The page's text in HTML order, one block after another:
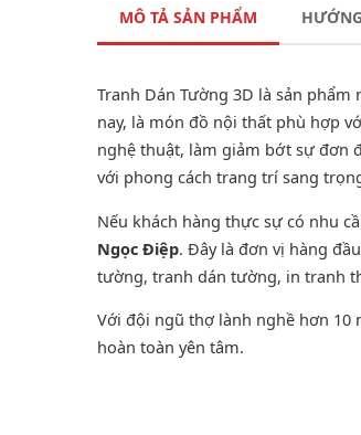
MÔ TẢ SẢN PHẨM
Tranh Dán Tường 3D là sản
nay, là món đồ nội thất phù hợp
nghệ thuật, làm giảm bớt sự đơn
với phong cách trang trí sang
Nếu khách hàng thực sự có nhu
Ngọc Điệp. Đây là đơn vị hàng
tường, tranh dán tường, in tranh
Với đội ngũ thợ lành nghề hơn 10
hoàn toàn yên tâm.